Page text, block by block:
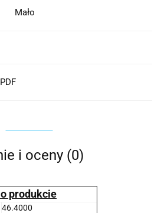
Mało
i oceny (0)
produkcie
46.4000